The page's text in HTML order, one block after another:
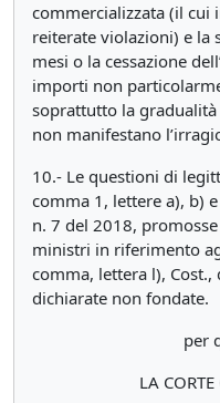
commercializzata (il cui
reiterate violazioni) e la
mesi o la cessazione
importi non
soprattutto la
non manifestano
10.- Le questioni di
comma 1, lettere a), b)
n. 7 del 2018,
ministri in riferimento
comma, lettera l),
dichiarate non fondate.
per
LA